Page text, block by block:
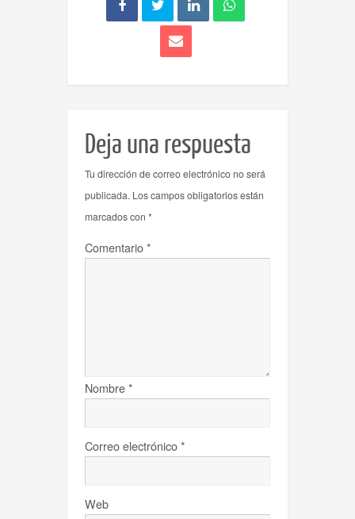
Deja una respuesta
Tu dirección de correo electrónico no será
publicada. Los campos obligatorios están
marcados con *
Comentario*
Nombre*
Correo electrónico*
Web